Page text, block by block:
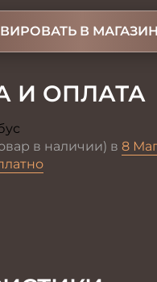
В
И ОПЛАТА
в наличии) в 8